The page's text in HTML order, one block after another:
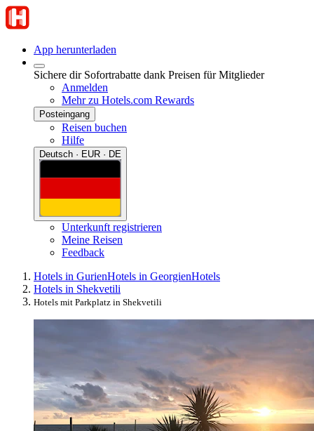
App herunterladen
Sichere dir Sofortrabatte dank Preisen für Mitglieder
Anmelden
Mehr zu Hotels.com Rewards
Posteingang
Reisen buchen
Hilfe
Deutsch · EUR · DE
Unterkunft registrieren
Meine Reisen
Feedback
Hotels in GurienHotels in GeorgienHotels
Hotels in Shekvetili
Hotels mit Parkplatz in Shekvetili